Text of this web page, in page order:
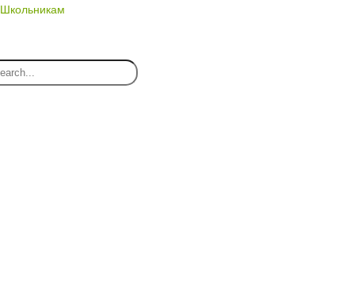
Школьникам